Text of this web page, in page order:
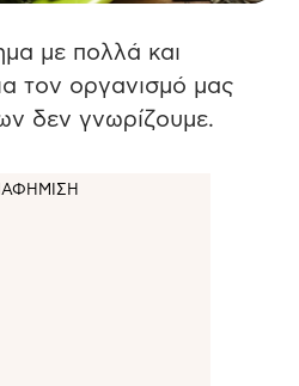
με πολλά και
τον οργανισμό μας
δεν γνωρίζουμε.